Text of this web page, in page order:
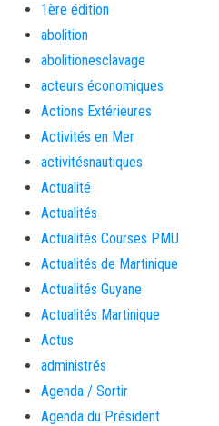
1ère édition
abolition
abolitionesclavage
acteurs économiques
Actions Extérieures
Activités en Mer
activitésnautiques
Actualité
Actualités
Actualités Courses PMU
Actualités de Martinique
Actualités Guyane
Actualités Martinique
Actus
administrés
Agenda / Sortir
Agenda du Président